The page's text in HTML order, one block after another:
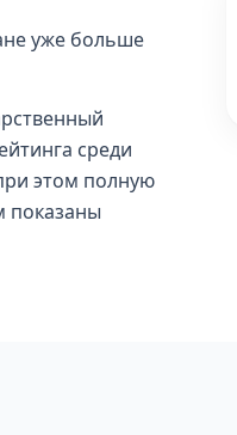
уже больше
среди
этом полную
показаны